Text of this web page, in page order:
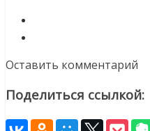
Оставить комментарий
Поделиться ссылкой: